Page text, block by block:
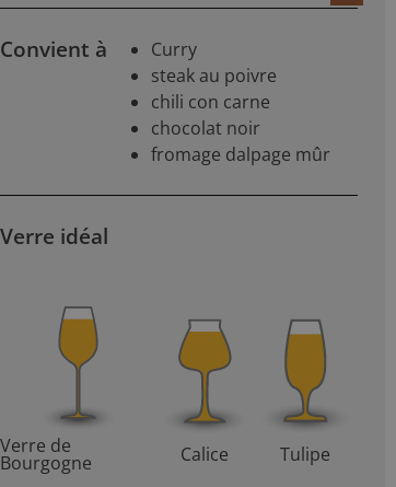
Convient à
Curry
steak au poivre
chili con carne
chocolat noir
fromage dalpage mûr
Verre idéal
Verre de
Bourgogne Calice Tulipe